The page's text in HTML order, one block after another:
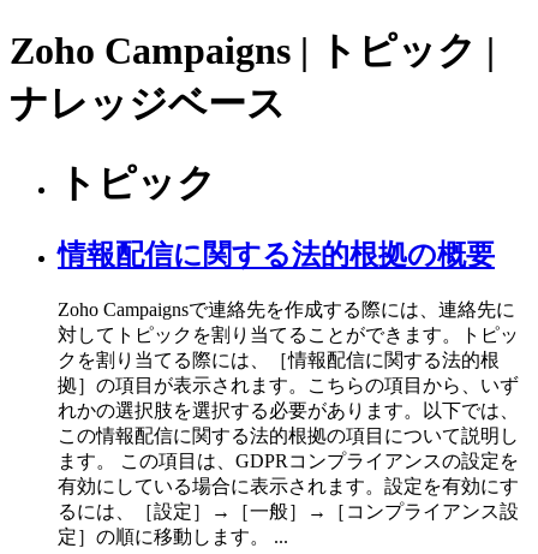
Zoho Campaigns | トピック |
ナレッジベース
トピック
情報配信に関する法的根拠の概要
Zoho Campaignsで連絡先を作成する際には、連絡先に
対してトピックを割り当てることができます。トピッ
クを割り当てる際には、［情報配信に関する法的根
拠］の項目が表示されます。こちらの項目から、いず
れかの選択肢を選択する必要があります。以下では、
この情報配信に関する法的根拠の項目について説明し
ます。 この項目は、GDPRコンプライアンスの設定を
有効にしている場合に表示されます。設定を有効にす
るには、［設定］→［一般］→［コンプライアンス設
定］の順に移動します。 ...